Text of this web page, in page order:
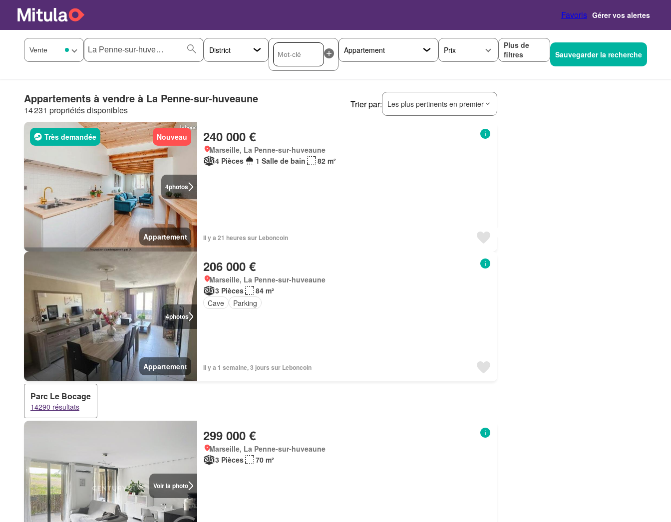
Favoris Gérer vos alertes
Prix
Plus de
filtres
Sauvegarder la recherche
Appartements à vendre à La Penne-sur-huveaune
14 231 propriétés disponibles
Trier par: Les plus pertinents en premier
4photos
Très demandée Nouveau
Appartement
240 000 €
Marseille, La Penne-sur-huveaune
4 Pièces
1 Salle de bain 82 m²
Il y a 21 heures sur Leboncoin
4photos
Appartement
206 000 €
Marseille, La Penne-sur-huveaune
3 Pièces
84 m²
Cave
Parking
Il y a 1 semaine, 3 jours sur Leboncoin
Parc Le Bocage
14290 résultats
Voir la photo
299 000 €
Marseille, La Penne-sur-huveaune
3 Pièces
70 m²